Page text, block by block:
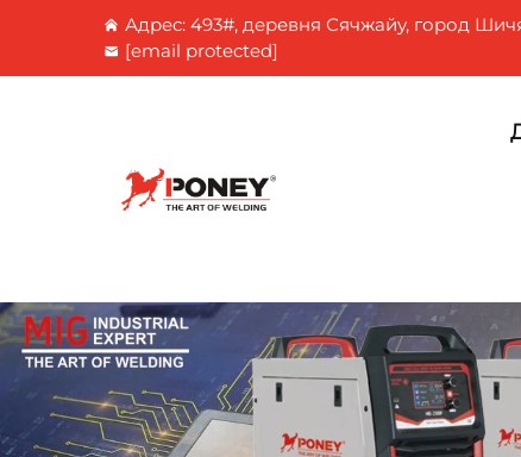
Адрес: 493#, деревня Сячжайу, город
[email protected]